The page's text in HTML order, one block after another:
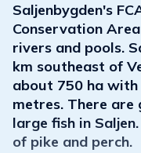
Saljenbygden's
Conservation
rivers and pools.
km southeast of
about 750 ha
metres. There are
large fish in
of pike and perch.